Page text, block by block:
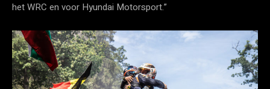
het WRC en voor Hyundai Motorsport.”